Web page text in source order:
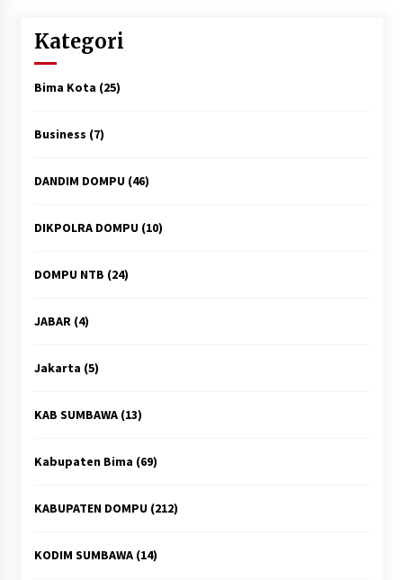
Kategori
Bima Kota (25)
Business (7)
DANDIM DOMPU(46)
DIKPOLRA DOMPU(10)
DOMPU NTB (24)
JABAR(4)
Jakarta (5)
KAB SUMBAWA(13)
Kabupaten Bima (69)
KABUPATEN DOMPU(212)
KODIM SUMBAWA(14)